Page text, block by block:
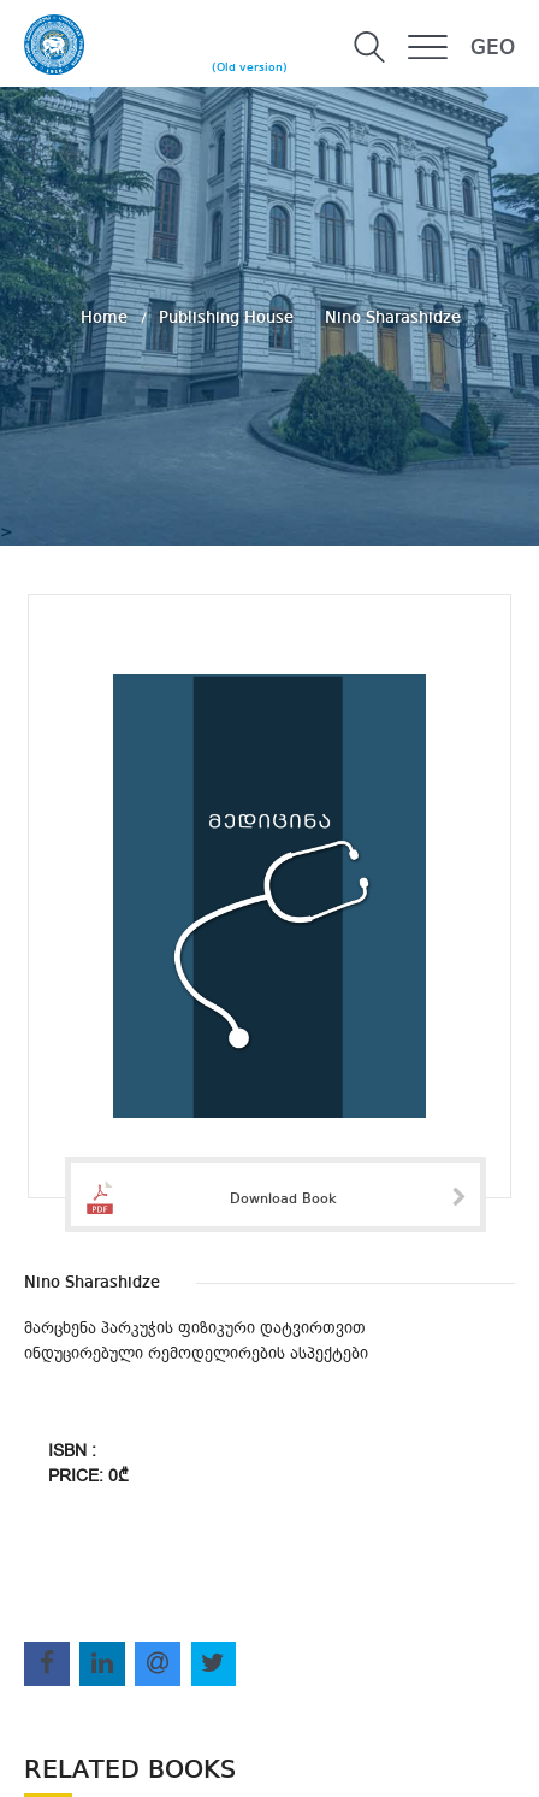
(Old version)
GEO
>
Home Publishing House Nino Sharashidze
Download Book
Nino Sharashidze
მარცხენა პარკუჭის ფიზიკური დატვირთვით
ინდუცირებული რემოდელირების ასპექტები
ISBN :
PRICE: 0₾
RELATED BOOKS